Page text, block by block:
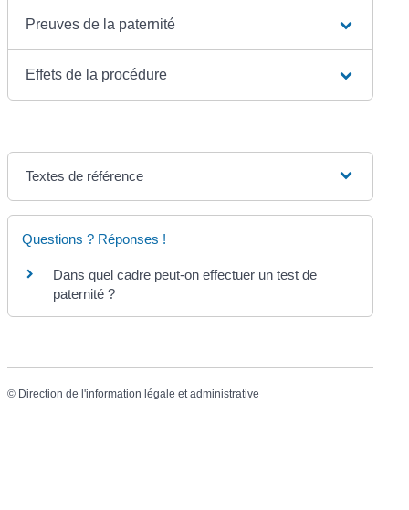
Preuves de la paternité
Effets de la procédure
Textes de référence
Questions ? Réponses !
Dans quel cadre peut-on effectuer un test de
paternité ?
© Direction de l'information légale et administrative